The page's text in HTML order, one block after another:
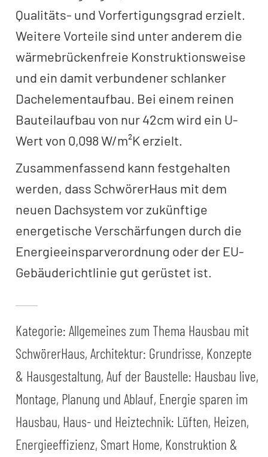
Qualitäts- und Vorfertigungsgrad erzielt.
Weitere Vorteile sind unter anderem die
wärmebrückenfreie Konstruktionsweise
und ein damit verbundener schlanker
Dachelementaufbau. Bei einem reinen
Bauteilaufbau von nur 42cm wird ein U-
Wert von 0,098 W/m²K erzielt.
Zusammenfassend kann festgehalten
werden, dass SchwörerHaus mit dem
neuen Dachsystem vor zukünftige
energetische Verschärfungen durch die
Energieeinsparverordnung oder der EU-
Gebäuderichtlinie gut gerüstet ist.
Kategorie: Allgemeines zum Thema Hausbau mit
SchwörerHaus, Architektur: Grundrisse, Konzepte
& Hausgestaltung, Auf der Baustelle: Hausbau live,
Montage, Planung und Ablauf, Energie sparen im
Hausbau, Haus- und Heiztechnik: Lüften, Heizen,
Energieeffizienz, Smart Home, Konstruktion &